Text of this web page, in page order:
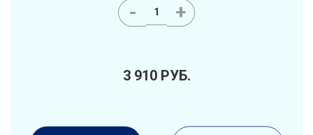
- +
3 910 РУБ.